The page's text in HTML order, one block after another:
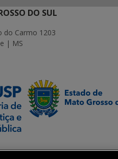
DO SUL
do Carmo 1203
| MS